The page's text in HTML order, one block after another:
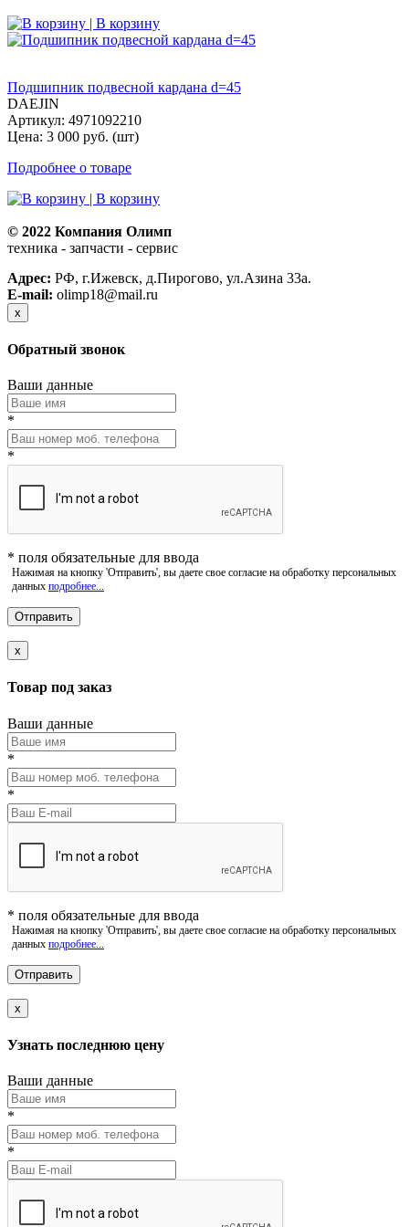
| В корзину
Подшипник подвесной кардана d=45
DAEJIN
Артикул: 4971092210
Цена: 3 000 руб. (шт)
Подробнее о товаре
| В корзину
© 2022 Компания Олимп
техника - запчасти - сервис
Адрес: РФ, г.Ижевск, д.Пирогово, ул.Азина 33а.
E-mail: olimp18@mail.ru
x
Обратный звонок
Ваши данные
*
*
* поля обязательные для ввода
Нажимая на кнопку 'Отправить', вы даете свое согласие на обработку персональных
данных подробнее...
x
Товар под заказ
Ваши данные
*
*
* поля обязательные для ввода
Нажимая на кнопку 'Отправить', вы даете свое согласие на обработку персональных
данных подробнее...
x
Узнать последнюю цену
Ваши данные
*
*